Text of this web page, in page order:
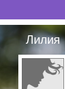
Лилия